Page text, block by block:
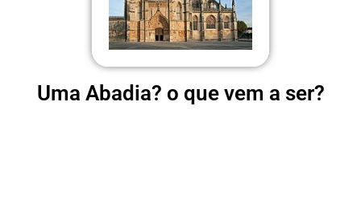
Uma Abadia? o que vem a ser?